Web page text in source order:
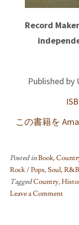
Record
Published by
この書籍を
Posted inBook,
Rock / Pops,Soul,
TaggedCountry,
Leave a Comment